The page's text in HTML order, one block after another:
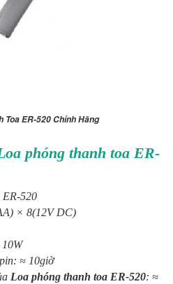
Toa ER-520 Chính Hãng
phóng thanh toa ER-
ER-520
× 8(12V DC)
≈ 10giờ
Loa phóng thanh toa ER-520: ≈